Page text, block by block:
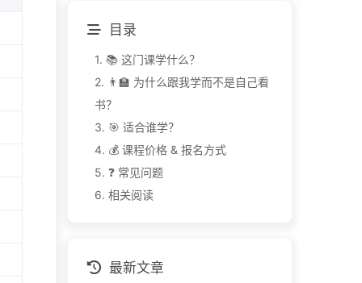
目录
1. 📚 这门课学什么？
2. 👨‍🏫 为什么跟我学而不是自己看
书？
3. 🎯 适合谁学？
4. 💰 课程价格 & 报名方式
5. ❓ 常见问题
6. 相关阅读
最新文章